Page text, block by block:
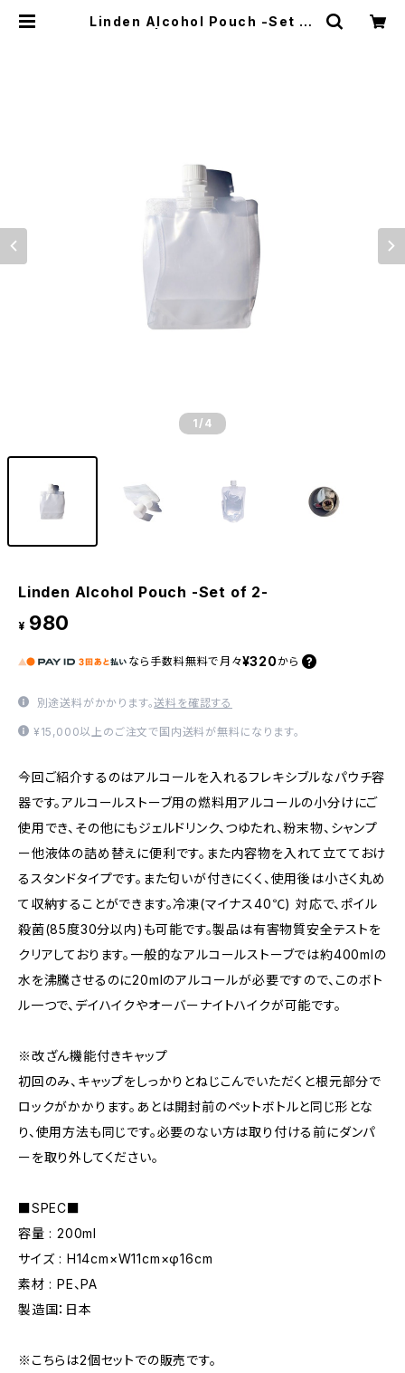
Linden Alcohol Pouch -Set of
1 /4
Linden Alcohol Pouch -Set of 2-
¥ 980
なら 手数料無料で 月々¥320 から
別途送料がかかります。送料を確認する
¥15,000以上のご注文で国内送料が無料になります。
今回ご紹介するのはアルコールを入れるフレキシブルなパウチ容
器です。アルコールストーブ用の燃料用アルコールの小分けにご
使用でき、その他にもジェルドリンク、つゆたれ、粉末物、シャンプ
ー他液体の詰め替えに便利です。また内容物を入れて立てておけ
るスタンドタイプです。また匂いが付きにくく、使用後は小さく丸め
て収納することができます。冷凍(マイナス40℃) 対応で、ポイル
殺菌(85度30分以内)も可能です。製品は有害物質安全テストを
クリアしております。一般的なアルコールストーブでは約400mlの
水を沸騰させるのに20mlのアルコールが必要ですので、このボト
ル一つで、デイハイクやオーバーナイトハイクが可能です。
※改ざん機能付きキャップ
初回のみ、キャップをしっかりとねじこんでいただくと根元部分で
ロックがかかります。あとは開封前のペットボトルと同じ形とな
り、使用方法も同じです。必要のない方は取り付ける前にダンパ
ーを取り外してください。
■SPEC■
容量 : 200ml
サイズ : H14cm×W11cm×φ16cm
素材 : PE、PA
製造国：日本
※こちらは2個セットでの販売です。